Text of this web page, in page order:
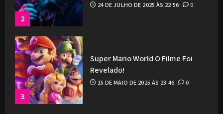
2
24 DE JULHO DE 2025 ÀS 22:56 0
3
Super Mario World O Filme Foi
Revelado!
15 DE MAIO DE 2025 ÀS 23:46 0